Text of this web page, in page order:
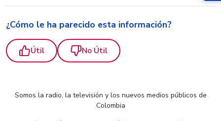
¿Cómo le ha parecido esta información?
Útil No Útil
Somos la radio, la televisión y los nuevos medios públicos de
Colombia